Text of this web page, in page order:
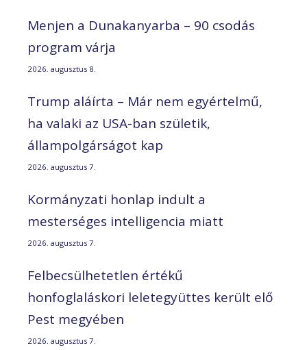
Menjen a Dunakanyarba – 90 csodás
program várja
2026. augusztus 8.
Trump aláírta – Már nem egyértelmű,
ha valaki az USA-ban születik,
állampolgárságot kap
2026. augusztus 7.
Kormányzati honlap indult a
mesterséges intelligencia miatt
2026. augusztus 7.
Felbecsülhetetlen értékű
honfoglaláskori leletegyüttes került elő
Pest megyében
2026. augusztus 7.